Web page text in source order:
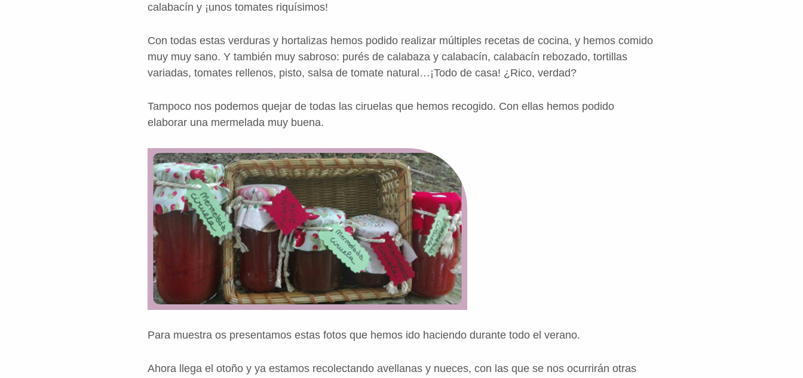
calabacín y ¡unos tomates riquísimos!
Con todas estas verduras y hortalizas hemos podido realizar múltiples recetas de cocina, y hemos comido
muy muy sano. Y también muy sabroso: purés de calabaza y calabacín, calabacín rebozado, tortillas
variadas, tomates rellenos, pisto, salsa de tomate natural…¡Todo de casa! ¿Rico, verdad?
Tampoco nos podemos quejar de todas las ciruelas que hemos recogido. Con ellas hemos podido
elaborar una mermelada muy buena.
Para muestra os presentamos estas fotos que hemos ido haciendo durante todo el verano.
Ahora llega el otoño y ya estamos recolectando avellanas y nueces, con las que se nos ocurrirán otras